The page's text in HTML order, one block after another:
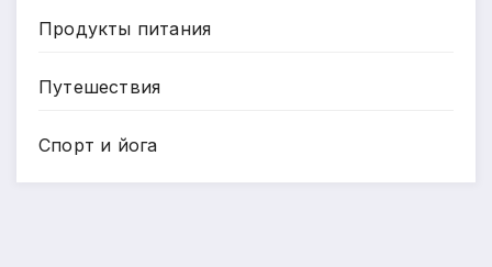
Продукты питания
Путешествия
Спорт и йога